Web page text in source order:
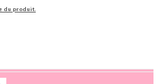
du produit.